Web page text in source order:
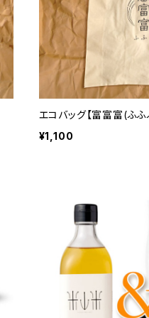
エコバッグ【富富富(ふふ
¥1,100